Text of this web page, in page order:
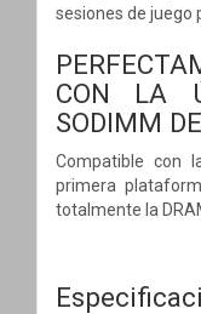
sesiones de juego
CON LA
SODIMM
Compatible con
primera
totalmente la